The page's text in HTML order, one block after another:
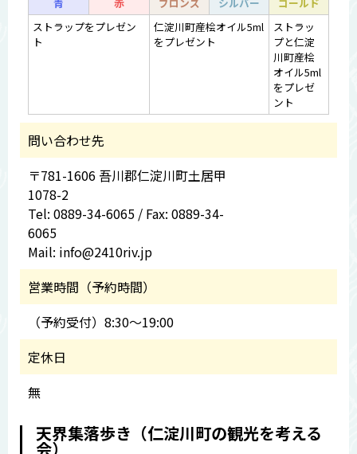
ストラップをプレゼン
ト
仁淀川町産桧オイル5ml
をプレゼント
ストラッ
プと仁淀
川町産桧
オイル5ml
をプレゼ
ント
問い合わせ先
〒781-1606 吾川郡仁淀川町土居甲
1078-2
Tel: 0889-34-6065 / Fax: 0889-34-
6065
Mail: info@2410riv.jp
営業時間（予約時間）
（予約受付）8:30～19:00
定休日
無
天界集落歩き（仁淀川町の観光を考える
会）